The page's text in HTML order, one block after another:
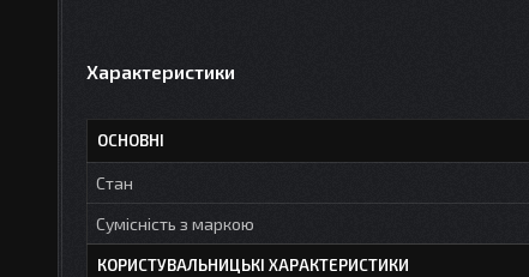
Характеристики
ОСНОВНІ
Стан
Сумісність з маркою
КОРИСТУВАЛЬНИЦЬКІ ХАРАКТЕРИСТИКИ